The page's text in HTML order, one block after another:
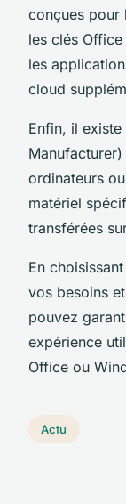
conçues pour
les clés
les
cloud
Enfin, il
ordinateurs
matériel
transférées
En
vos besoins
pouvez
expérience
Office ou
Actu